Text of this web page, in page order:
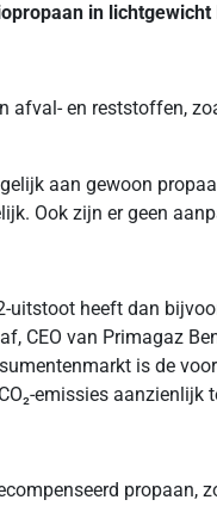
in
en reststoffen,
aan gewoon
Ook zijn er geen
uitstoot heeft dan
CEO van Primagaz
is de
emissies aanzienlijk